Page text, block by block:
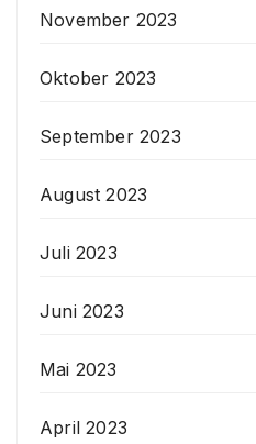
November 2023
Oktober 2023
September 2023
August 2023
Juli 2023
Juni 2023
Mai 2023
April 2023